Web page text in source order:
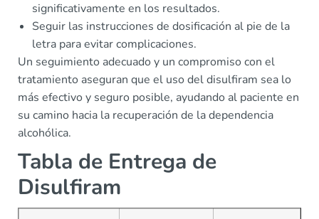
significativamente en los resultados.
Seguir las instrucciones de dosificación al pie de la
letra para evitar complicaciones.
Un seguimiento adecuado y un compromiso con el
tratamiento aseguran que el uso del disulfiram sea lo
más efectivo y seguro posible, ayudando al paciente en
su camino hacia la recuperación de la dependencia
alcohólica.
Tabla de Entrega de
Disulfiram